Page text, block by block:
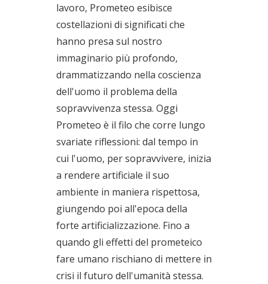
lavoro, Prometeo esibisce
costellazioni di significati che
hanno presa sul nostro
immaginario più profondo,
drammatizzando nella coscienza
dell'uomo il problema della
sopravvivenza stessa. Oggi
Prometeo è il filo che corre lungo
svariate riflessioni: dal tempo in
cui l'uomo, per sopravvivere, inizia
a rendere artificiale il suo
ambiente in maniera rispettosa,
giungendo poi all'epoca della
forte artificializzazione. Fino a
quando gli effetti del prometeico
fare umano rischiano di mettere in
crisi il futuro dell'umanità stessa.